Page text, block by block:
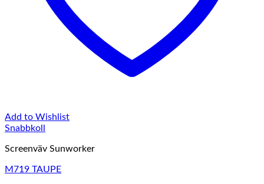
Add to Wishlist
Snabbkoll
Screenväv Sunworker
M719 TAUPE